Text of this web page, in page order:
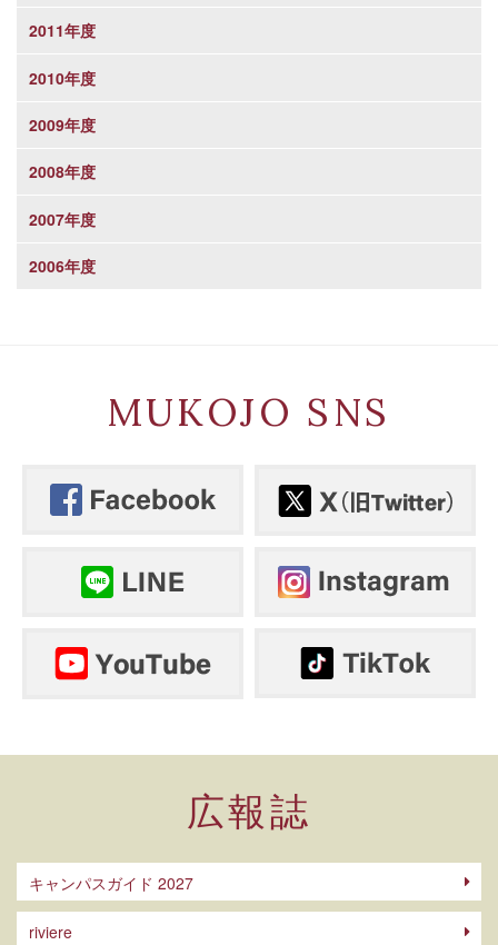
2011年度
2010年度
2009年度
2008年度
2007年度
2006年度
MUKOJO SNS
広報誌
キャンパスガイド 2027
riviere